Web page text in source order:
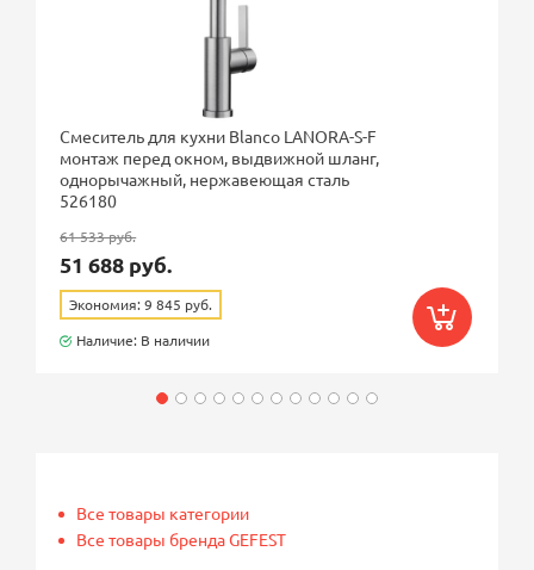
Смеситель для кухни Blanco LANORA-S-F
монтаж перед окном, выдвижной шланг,
однорычажный, нержавеющая сталь
526180
61 533 руб.
51 688 руб.
Экономия: 9 845 руб.
Наличие: В наличии
Все товары категории
Все товары бренда GEFEST